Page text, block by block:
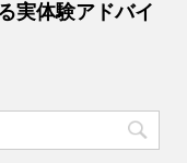
実体験アドバイ